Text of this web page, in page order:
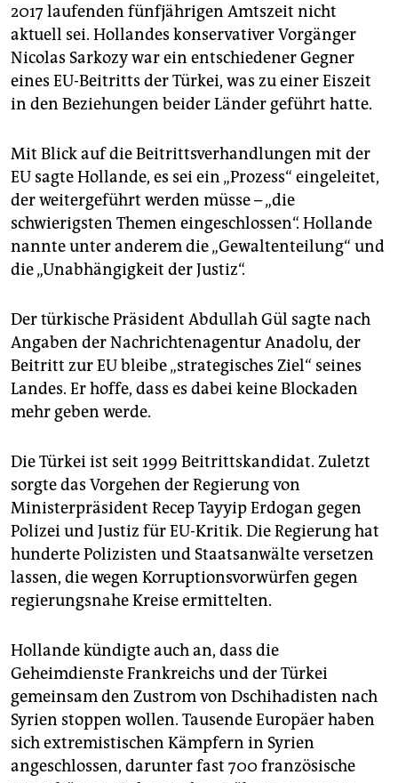
2017 laufenden fünfjährigen Amtszeit nicht
aktuell sei. Hollandes konservativer Vorgänger
Nicolas Sarkozy war ein entschiedener Gegner
eines EU-Beitritts der Türkei, was zu einer Eiszeit
in den Beziehungen beider Länder geführt hatte.
Mit Blick auf die Beitrittsverhandlungen mit der
EU sagte Hollande, es sei ein „Prozess“ eingeleitet,
der weitergeführt werden müsse – „die
schwierigsten Themen eingeschlossen“. Hollande
nannte unter anderem die „Gewaltenteilung“ und
die „Unabhängigkeit der Justiz“.
Der türkische Präsident Abdullah Gül sagte nach
Angaben der Nachrichtenagentur Anadolu, der
Beitritt zur EU bleibe „strategisches Ziel“ seines
Landes. Er hoffe, dass es dabei keine Blockaden
mehr geben werde.
Die Türkei ist seit 1999 Beitrittskandidat. Zuletzt
sorgte das Vorgehen der Regierung von
Ministerpräsident Recep Tayyip Erdogan gegen
Polizei und Justiz für EU-Kritik. Die Regierung hat
hunderte Polizisten und Staatsanwälte versetzen
lassen, die wegen Korruptionsvorwürfen gegen
regierungsnahe Kreise ermittelten.
Hollande kündigte auch an, dass die
Geheimdienste Frankreichs und der Türkei
gemeinsam den Zustrom von Dschihadisten nach
Syrien stoppen wollen. Tausende Europäer haben
sich extremistischen Kämpfern in Syrien
angeschlossen, darunter fast 700 französische